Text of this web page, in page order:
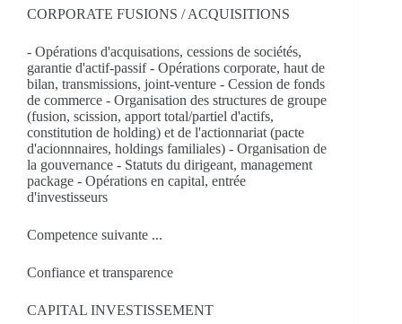
CORPORATE FUSIONS / ACQUISITIONS
- Opérations d'acquisations, cessions de sociétés,
garantie d'actif-passif - Opérations corporate, haut de
bilan, transmissions, joint-venture - Cession de fonds
de commerce - Organisation des structures de groupe
(fusion, scission, apport total/partiel d'actifs,
constitution de holding) et de l'actionnariat (pacte
d'acionnnaires, holdings familiales) - Organisation de
la gouvernance - Statuts du dirigeant, management
package - Opérations en capital, entrée
d'investisseurs
Competence suivante ...
Confiance et transparence
CAPITAL INVESTISSEMENT